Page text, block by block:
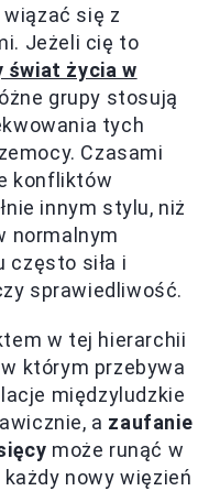
się z
Jeżeli cię to
świat życia w
grupy stosują
tych
Czasami
konfliktów
innym stylu, niż
normalnym
często siła i
sprawiedliwość.
w tej hierarchii
którym przebywa
międzyludzkie
a zaufanie
może runąć w
nowy więzień